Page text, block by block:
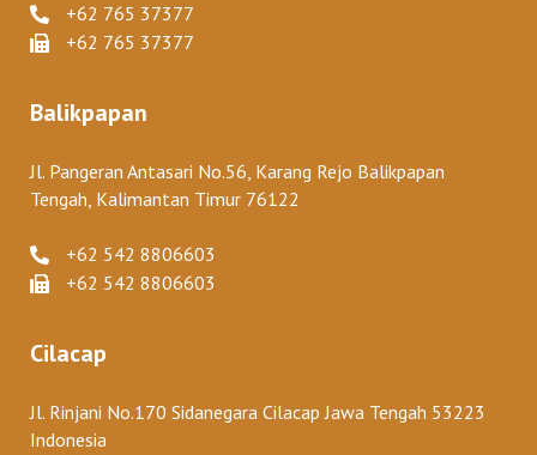
+62 765 37377
+62 765 37377
Balikpapan
Jl. Pangeran Antasari No.56, Karang Rejo Balikpapan
Tengah, Kalimantan Timur 76122
+62 542 8806603
+62 542 8806603
Cilacap
Jl. Rinjani No.170 Sidanegara Cilacap Jawa Tengah 53223
Indonesia